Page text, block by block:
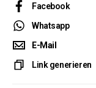
Facebook
Whatsapp
E-Mail
Link generieren